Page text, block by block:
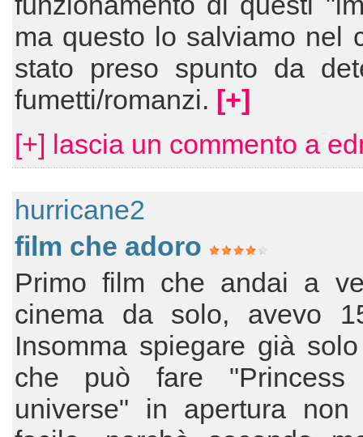
ma questo lo salviamo nel
stato preso spunto da
fumetti/romanzi. [+]
[+] lascia un commento a
hurricane2
film che adoro
Primo film che andai a
cinema da solo, avevo
Insomma spiegare già
che può fare
universe" in apertura